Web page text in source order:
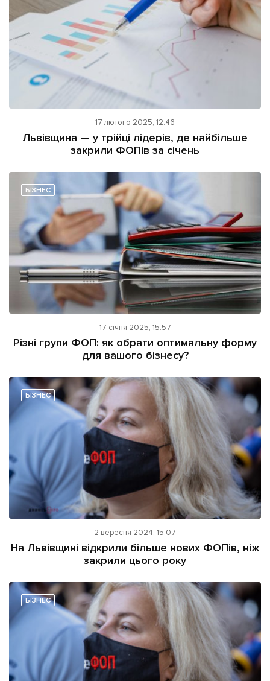
17 лютого 2025, 12:46
Львівщина — у трійці лідерів, де найбільше
закрили ФОПів за січень
БІЗНЕС
17 січня 2025, 15:57
Різні групи ФОП: як обрати оптимальну форму
для вашого бізнесу?
БІЗНЕС
2 вересня 2024, 15:07
На Львівщині відкрили більше нових ФОПів, ніж
закрили цього року
БІЗНЕС